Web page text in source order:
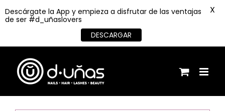
contenido
Descárgate la App y empieza a disfrutar de las ventajas
de ser #d_uñaslovers
DESCARGAR
X